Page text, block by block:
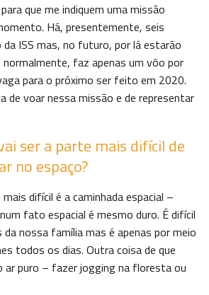
que me indiquem uma missão
Há, presentemente, seis
ISS mas, no futuro, por lá estarão
normalmente, faz apenas um vôo por
para o próximo ser feito em 2020.
de voar nessa missão e de representar
ser a parte mais difícil de
no espaço?
difícil é a caminhada espacial –
fato espacial é mesmo duro. É difícil
nossa família mas é apenas por meio
todos os dias. Outra coisa de que
ar puro – fazer jogging na floresta ou